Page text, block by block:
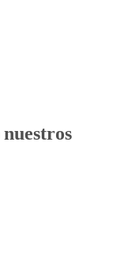
nuestros